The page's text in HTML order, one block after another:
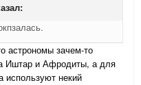
астрономы зачем-то
Иштар и Афродиты, а для
используют некий